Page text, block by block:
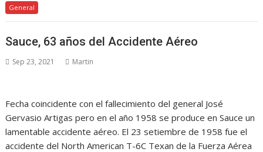
e
b
o
o
itt
er
er
e
st
at
s
A
ss
e
n
p
y
Li
e
gr
a
m
p
ar
General
Sauce, 63 años del Accidente Aéreo
Sep 23, 2021 Martin
Fecha coincidente con el fallecimiento del general José
Gervasio Artigas pero en el año 1958 se produce en Sauce un
lamentable accidente aéreo. El 23 setiembre de 1958 fue el
accidente del North American T-6C Texan de la Fuerza Aérea